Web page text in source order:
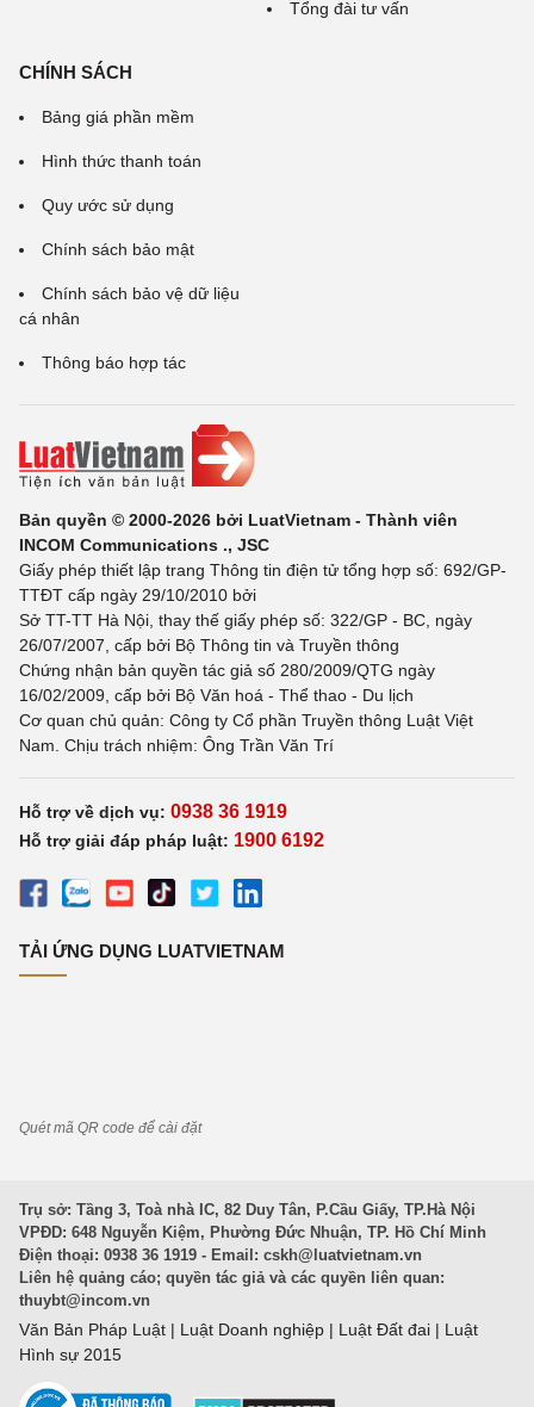
Tổng đài tư vấn
CHÍNH SÁCH
Bảng giá phần mềm
Hình thức thanh toán
Quy ước sử dụng
Chính sách bảo mật
Chính sách bảo vệ dữ liệu
cá nhân
Thông báo hợp tác
Bản quyền © 2000-2026 bởi LuatVietnam - Thành viên
INCOM Communications ., JSC
Giấy phép thiết lập trang Thông tin điện tử tổng hợp số: 692/GP-
TTĐT cấp ngày 29/10/2010 bởi
Sở TT-TT Hà Nội, thay thế giấy phép số: 322/GP - BC, ngày
26/07/2007, cấp bởi Bộ Thông tin và Truyền thông
Chứng nhận bản quyền tác giả số 280/2009/QTG ngày
16/02/2009, cấp bởi Bộ Văn hoá - Thể thao - Du lịch
Cơ quan chủ quản: Công ty Cổ phần Truyền thông Luật Việt
Nam. Chịu trách nhiệm: Ông Trần Văn Trí
Hỗ trợ về dịch vụ: 0938 36 1919
Hỗ trợ giải đáp pháp luật: 1900 6192
TẢI ỨNG DỤNG LUATVIETNAM
Quét mã QR code để cài đặt
Trụ sở: Tầng 3, Toà nhà IC, 82 Duy Tân, P.Cầu Giấy, TP.Hà Nội
VPĐD: 648 Nguyễn Kiệm, Phường Đức Nhuận, TP. Hồ Chí Minh
Điện thoại: 0938 36 1919 - Email: cskh@luatvietnam.vn
Liên hệ quảng cáo; quyền tác giả và các quyền liên quan:
thuybt@incom.vn
Văn Bản Pháp Luật | Luật Doanh nghiệp | Luật Đất đai | Luật
Hình sự 2015